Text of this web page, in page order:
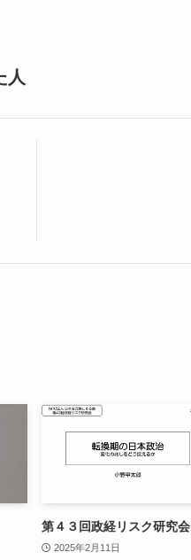
人
第４３回政経リスク研究会
2025年2月11日